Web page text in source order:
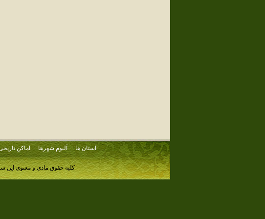
استان ها آلبوم شهرها اماکن
کلیه حقوق مادی و معنوی